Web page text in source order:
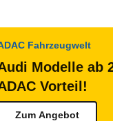
Fahrzeugwelt
Modelle ab
Vorteil!
Zum Angebot